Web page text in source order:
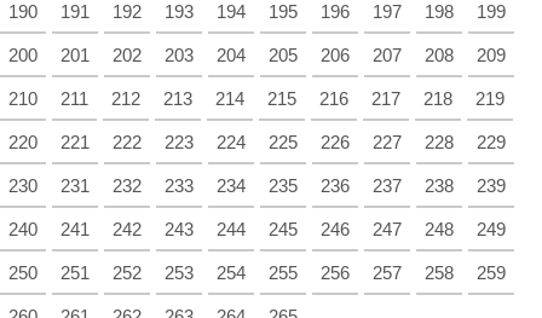
190 191 192 193 194 195 196 197 198 199
200 201 202 203 204 205 206 207 208 209
210 211 212 213 214 215 216 217 218 219
220 221 222 223 224 225 226 227 228 229
230 231 232 233 234 235 236 237 238 239
240 241 242 243 244 245 246 247 248 249
250 251 252 253 254 255 256 257 258 259